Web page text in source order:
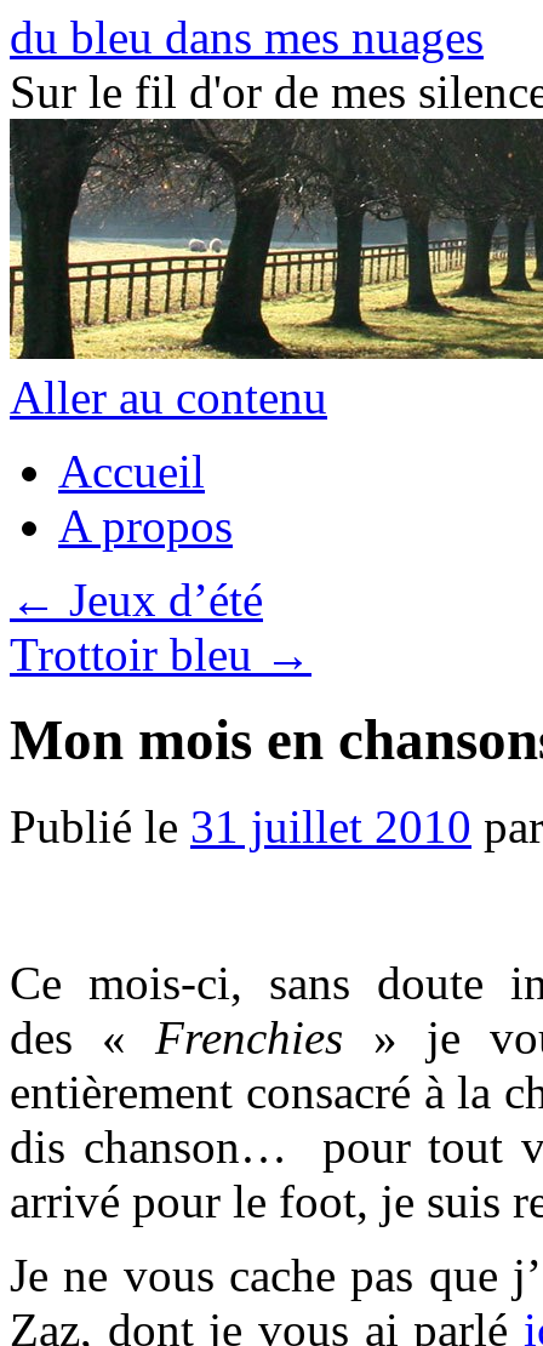
du bleu dans mes nuages
Sur le fil d'or de mes
Aller au contenu
Accueil
A propos
← Jeux d’été
Trottoir bleu →
Mon mois en
Publié le 31 juillet 2010 par
Ce mois-ci, sans doute
des «Frenchies » je
entièrement consacré à la
dis chanson… pour tout
arrivé pour le foot, je suis
Je ne vous cache pas que
Zaz, dont je vous ai parlé